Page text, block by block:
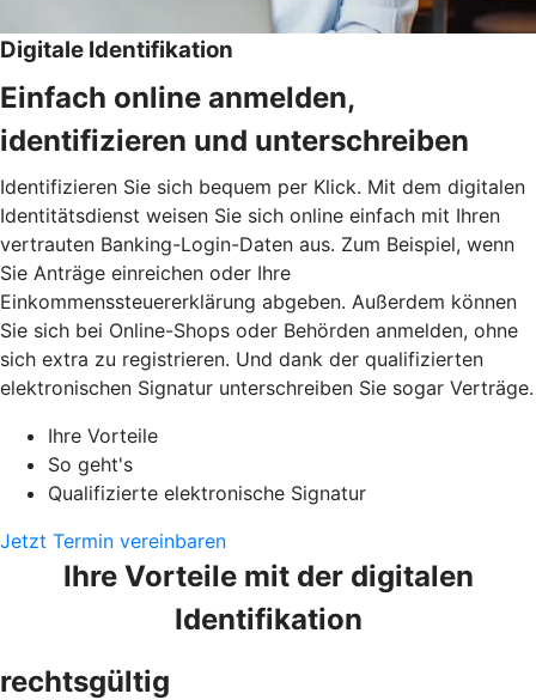
Digitale Identifikation
Einfach online anmelden,
identifizieren und unterschreiben
Identifizieren Sie sich bequem per Klick. Mit dem digitalen
Identitätsdienst weisen Sie sich online einfach mit Ihren
vertrauten Banking-Login-Daten aus. Zum Beispiel, wenn
Sie Anträge einreichen oder Ihre
Einkommenssteuererklärung abgeben. Außerdem können
Sie sich bei Online-Shops oder Behörden anmelden, ohne
sich extra zu registrieren. Und dank der qualifizierten
elektronischen Signatur unterschreiben Sie sogar Verträge.
Ihre Vorteile
So geht's
Qualifizierte elektronische Signatur
Jetzt Termin vereinbaren
Ihre Vorteile mit der digitalen
Identifikation
rechtsgültig